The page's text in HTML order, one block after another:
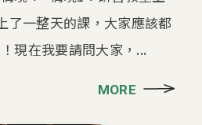
了一整天的課，大家應該都
現在我要請問大家，...
MORE